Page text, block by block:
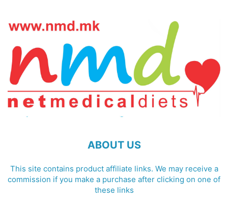
ABOUT US
This site contains product affiliate links. We may receive a
commission if you make a purchase after clicking on one of
these links